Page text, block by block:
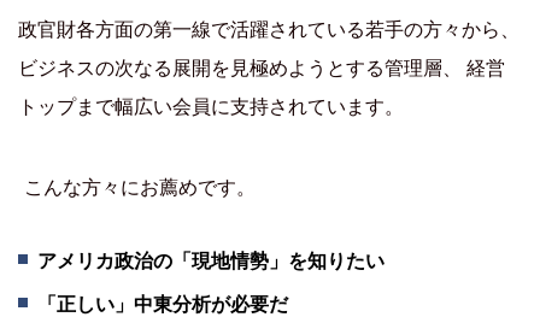
政官財各方面の第一線で活躍されている若手の方々から、
ビジネスの次なる展開を見極めようとする管理層、 経営
トップまで幅広い会員に支持されています。
こんな方々にお薦めです。
アメリカ政治の「現地情勢」を知りたい
「正しい」中東分析が必要だ